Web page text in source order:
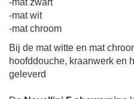
-mat zwart
-mat wit
-mat chroom
Bij de mat witte en mat
hoofddouche, kraanwerk en
geleverd